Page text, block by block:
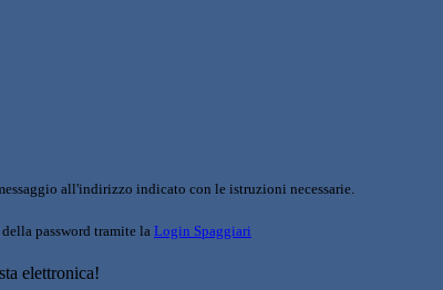
all'indirizzo indicato con le istruzioni necessarie.
password tramite la Login Spaggiari
elettronica!